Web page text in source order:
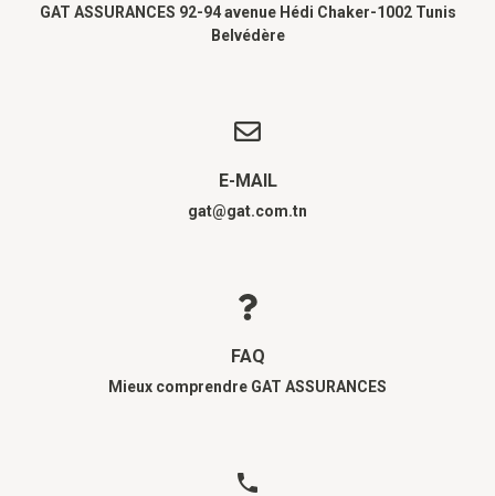
GAT ASSURANCES 92-94 avenue Hédi Chaker-1002 Tunis
Belvédère
E-MAIL
gat@gat.com.tn
FAQ
Mieux comprendre GAT ASSURANCES